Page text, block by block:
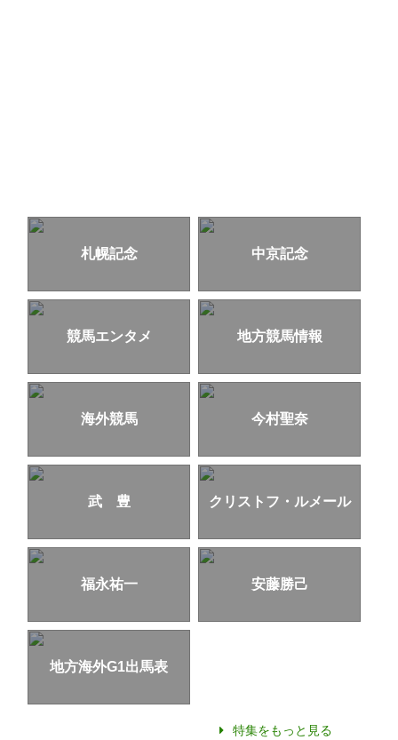
札幌記念 中京記念
競馬エンタメ 地方競馬情報
海外競馬 今村聖奈
武 豊 クリストフ・ルメール
福永祐一 安藤勝己
地方海外G1出馬表
特集をもっと見る